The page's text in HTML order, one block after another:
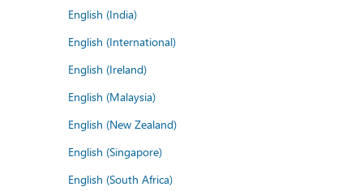
English (India)
English (International)
English (Ireland)
English (Malaysia)
English (New Zealand)
English (Singapore)
English (South Africa)